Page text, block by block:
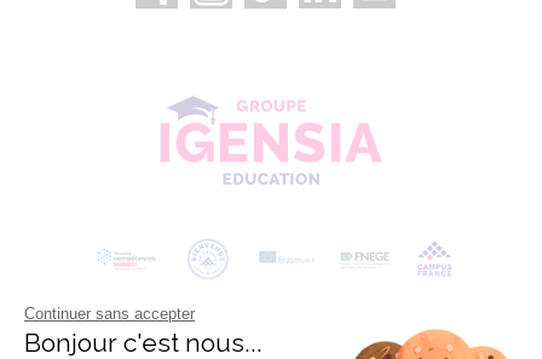
Continuer sans accepter
Bonjour c'est nous...